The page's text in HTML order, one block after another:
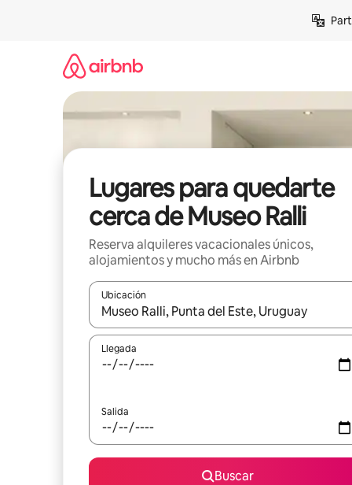
Lugares para quedarte
cerca de Museo Ralli
Reserva alquileres vacacionales únicos,
alojamientos y mucho más en Airbnb
Ubicación
Cuando los resultados estén disponibles,
Llegada
Salida
Buscar